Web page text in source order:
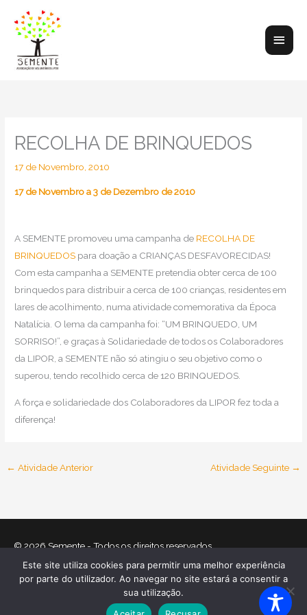
content
Main
RECOLHA DE BRINQUEDOS
17 de Novembro, 2010
17 de Novembro a 3 de Dezembro de 2010
A SEMENTE promoveu uma campanha de RECOLHA DE
BRINQUEDOS para doação a CRIANÇAS DESFAVORECIDAS!
Com esta campanha a SEMENTE pretendia obter cerca de 100
brinquedos para distribuir a cerca de 100 crianças, residentes em
lares de acolhimento, numa atividade comemorativa da Época
Natalícia. O lema da campanha foi: “UM BRINQUEDO, UM
SORRISO!”, e graças à Solidariedade de todos os Colaboradores
da LIPOR, a SEMENTE não só atingiu o seu objetivo como o
superou, tendo recolhido cerca de 120 BRINQUEDOS.
A força e solidariedade dos Colaboradores da LIPOR fez toda a
diferença!
← Atividade Anterior Atividade Seguinte →
© 2026Semente- Todos os direitos reservados
Home O que nos move Equipa Atividades
Relatórios
Contactos
Política de Cookies
Política de Privacidade
Este site utiliza cookies para permitir uma melhor experiência
por parte do utilizador. Ao navegar no site estará a consentir a
sua utilização.